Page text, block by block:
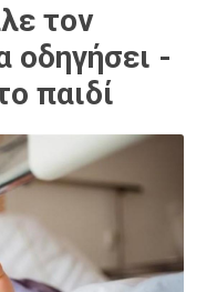
τον
οδηγήσει -
παιδί